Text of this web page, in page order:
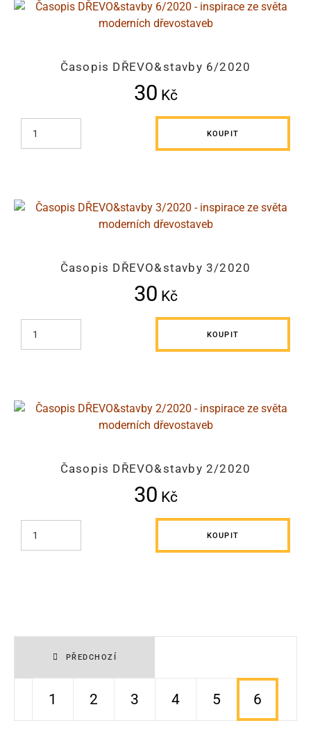
Časopis DŘEVO&stavby 6/2020
30 Kč
KOUPIT
Časopis DŘEVO&stavby 3/2020
30 Kč
KOUPIT
Časopis DŘEVO&stavby 2/2020
30 Kč
KOUPIT
PŘEDCHOZÍ
1 2 3 4 5 6